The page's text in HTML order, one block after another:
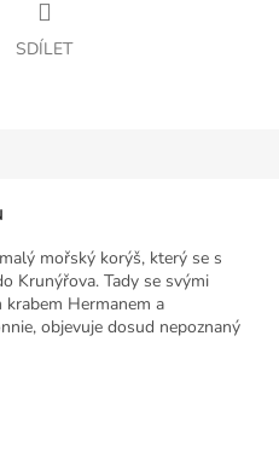
SDÍLET
mořský korýš, který se s
Krunýřova. Tady se svými
krabem Hermanem a
objevuje dosud nepoznaný